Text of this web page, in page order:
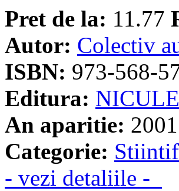
Pret de la: 11.77
Autor: Colectiv
ISBN: 973-568-
Editura:
An aparitie:
Categorie:
- vezi detaliile -